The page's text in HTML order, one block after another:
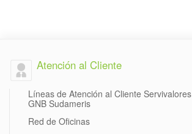
Atención al Cliente
Líneas de Atención al Cliente Servivalores
GNB Sudameris
Red de Oficinas